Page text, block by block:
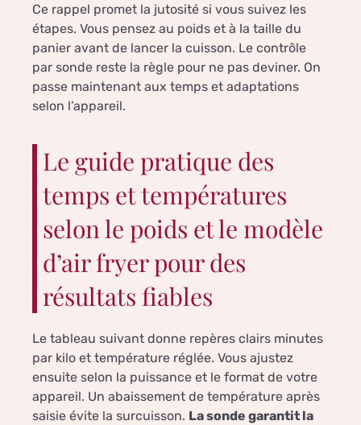
Ce rappel promet la jutosité si vous suivez les
étapes. Vous pensez au poids et à la taille du
panier avant de lancer la cuisson. Le contrôle
par sonde reste la règle pour ne pas deviner. On
passe maintenant aux temps et adaptations
selon l’appareil.
Le guide pratique des
temps et températures
selon le poids et le modèle
d’air fryer pour des
résultats fiables
Le tableau suivant donne repères clairs minutes
par kilo et température réglée. Vous ajustez
ensuite selon la puissance et le format de votre
appareil. Un abaissement de température après
saisie évite la surcuisson. La sonde garantit la